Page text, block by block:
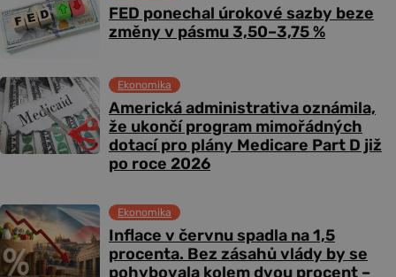
FED ponechal úrokové sazby beze
změny v pásmu 3,50–3,75 %
Americká administrativa oznámila,
že ukončí program mimořádných
dotací pro plány Medicare Part D již
po roce 2026
Ekonomika
Inflace v červnu spadla na 1,5
procenta. Bez zásahů vlády by se
pohybovala kolem dvou procent –
Ekonomika